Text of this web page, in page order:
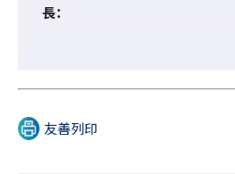
長：
友善列印